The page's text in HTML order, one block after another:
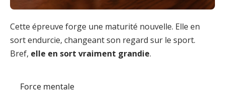
Cette épreuve forge une maturité nouvelle. Elle en
sort endurcie, changeant son regard sur le sport.
Bref, elle en sort vraiment grandie.
Force mentale